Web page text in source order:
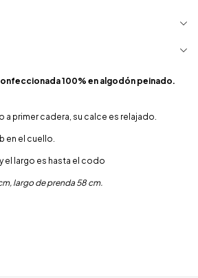
100% en algodón peinado.
a primer cadera, su calce es relajado.
en el cuello.
el largo es hasta el codo
largo de prenda 58 cm.